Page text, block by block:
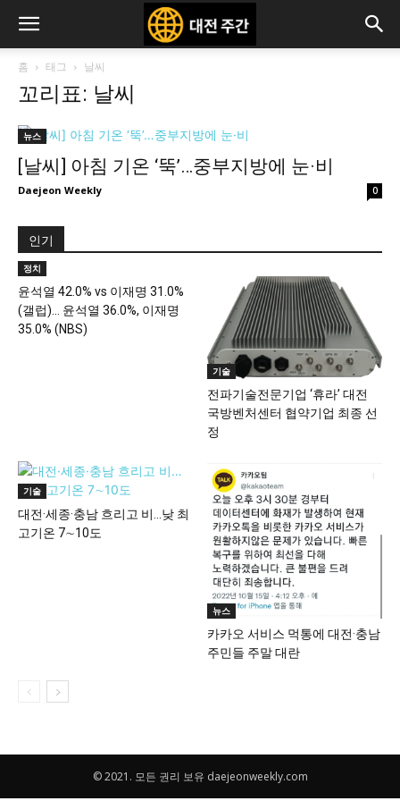
홈 태그 날씨
꼬리표: 날씨
뉴스
[날씨] 아침 기온 ‘뚝’…중부지방에 눈·비
Daejeon Weekly 0
인기
정치
윤석열 42.0% vs 이재명 31.0%
(갤럽)… 윤석열 36.0%, 이재명
35.0% (NBS)
기술
전파기술전문기업 ‘휴라’ 대전
국방벤처센터 협약기업 최종 선
정
기술
대전·세종·충남 흐리고 비…낮 최
고기온 7∼10도
뉴스
카카오 서비스 먹통에 대전·충남
주민들 주말 대란
© 2021. 모든 권리 보유 daejeonweekly.com